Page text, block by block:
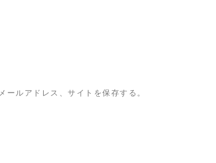
ルアドレス、サイトを保存する。